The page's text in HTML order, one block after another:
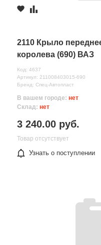
2110 Крыло
королева (690) ВАЗ
Код: 4637
Артикул: 211008403015-690
Бренд: Спец-Автопласт
В вашем городе: нет
Склад: нет
3 240.00 руб.
Товар отсутствует
Узнать о поступлении